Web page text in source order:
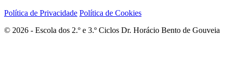
Política de Privacidade Política de Cookies
© 2026 - Escola dos 2.º e 3.º Ciclos Dr. Horácio Bento de Gouveia